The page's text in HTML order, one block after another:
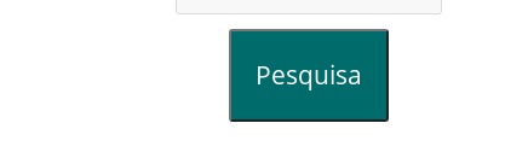
Pesquisa